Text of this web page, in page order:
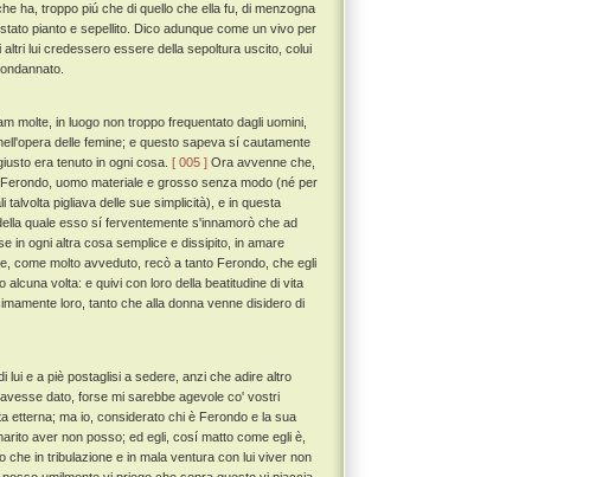
ha, troppo piú che di quello che ella fu, di menzogna
pianto e sepellito. Dico adunque come un vivo per
lui credessero essere della sepoltura uscito, colui
molte, in luogo non troppo frequentato dagli uomini,
delle femine; e questo sapeva sí cautamente
era tenuto in ogni cosa. [ 005 ] Ora avvenne che,
uomo materiale e grosso senza modo (né per
pigliava delle sue simplicità), e in questa
quale esso sí ferventemente s'innamorò che ad
in ogni altra cosa semplice e dissipito, in amare
come molto avveduto, recò a tanto Ferondo, che egli
volta: e quivi con loro della beatitudine di vita
loro, tanto che alla donna venne disidero di
lui e a piè postaglisi a sedere, anzi che adire altro
dato, forse mi sarebbe agevole co' vostri
etterna; ma io, considerato chi è Ferondo e la sua
aver non posso; ed egli, cosí matto come egli è,
in tribulazione e in mala ventura con lui viver non